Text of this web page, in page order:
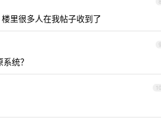
里很多人在我帖子收到了
9
统？
10